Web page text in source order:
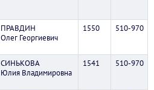
ПРАВДИН
Олег Георгиевич
1550 510-970
СИНЬКОВА
Юлия Владимировна
1541 510-970